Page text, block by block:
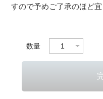
すので予めご了承のほど宜
数量